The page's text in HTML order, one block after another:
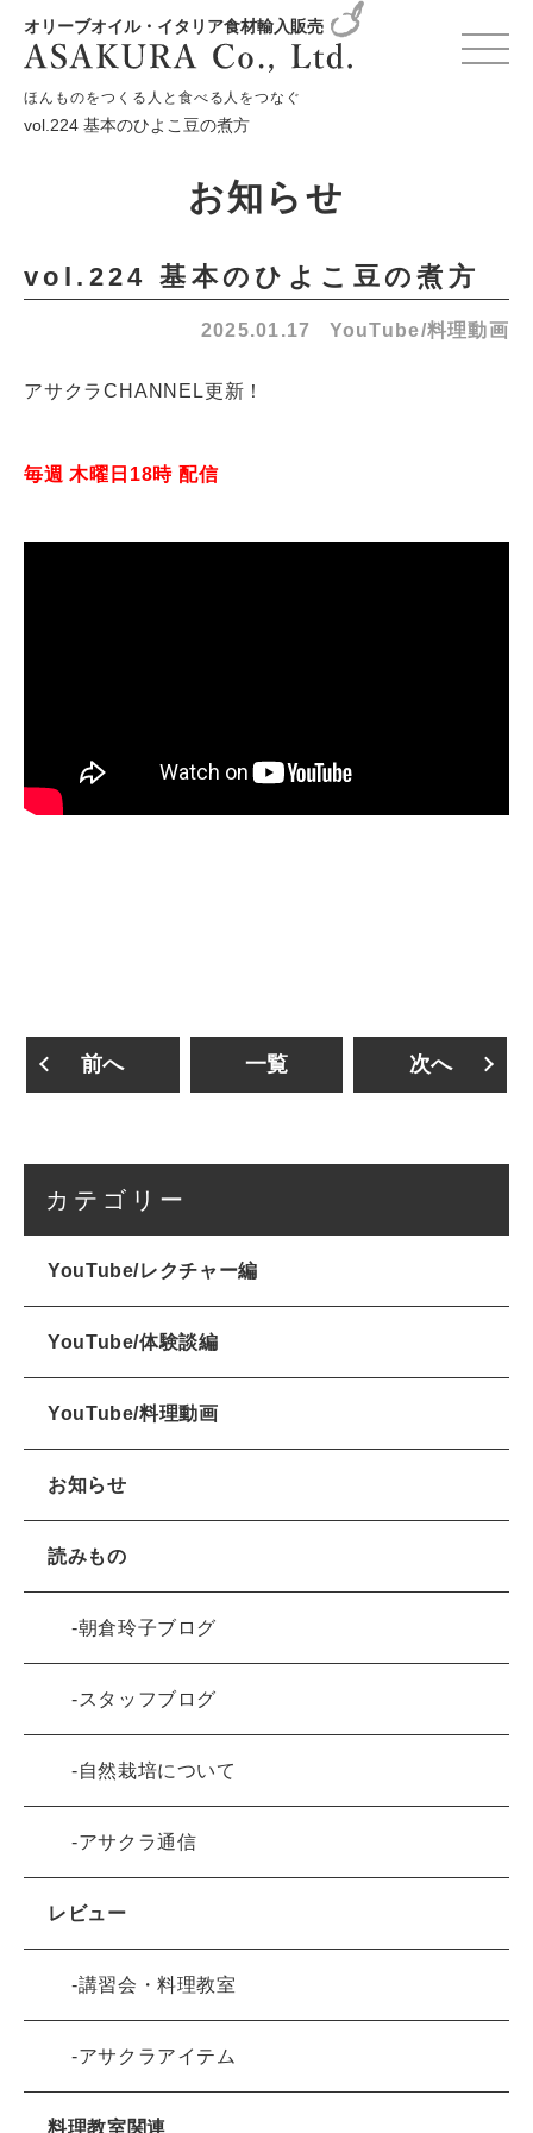
オリーブオイル・イタリア食材輸入販売
ほんものをつくる人と食べる人をつなぐ
HOME お知らせ
YouTube/料理動画
vol.224 基本のひよこ豆の煮方
お知らせ
vol.224 基本のひよこ豆の煮方
2025.01.17 YouTube/料理動画
アサクラCHANNEL更新！
毎週 木曜日18時 配信
前へ 一覧 次へ
カテゴリー
YouTube/レクチャー編
YouTube/体験談編
YouTube/料理動画
お知らせ
読みもの
朝倉玲子ブログ
スタッフブログ
自然栽培について
アサクラ通信
レビュー
講習会・料理教室
アサクラアイテム
料理教室関連